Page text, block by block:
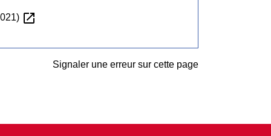
open_in_new
Signaler une erreur sur cette page